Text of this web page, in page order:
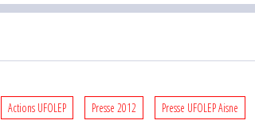
Actions UFOLEP Presse 2012 Presse UFOLEP Aisne